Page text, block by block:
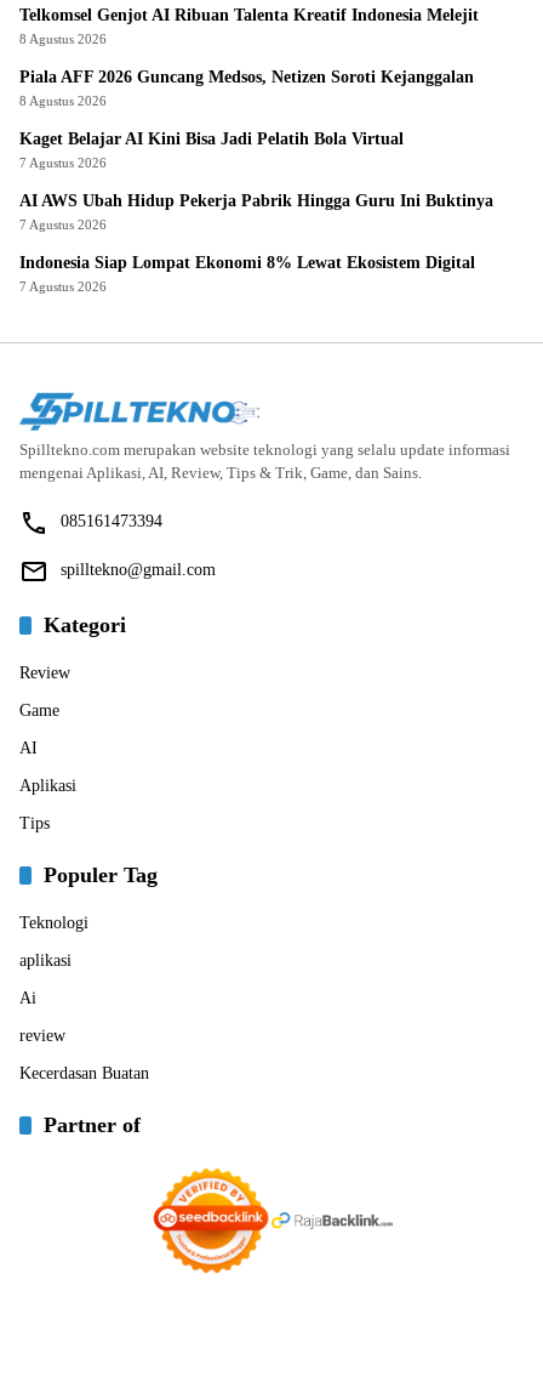
Telkomsel Genjot AI Ribuan Talenta Kreatif Indonesia Melejit
8 Agustus 2026
Piala AFF 2026 Guncang Medsos, Netizen Soroti Kejanggalan
8 Agustus 2026
Kaget Belajar AI Kini Bisa Jadi Pelatih Bola Virtual
7 Agustus 2026
AI AWS Ubah Hidup Pekerja Pabrik Hingga Guru Ini Buktinya
7 Agustus 2026
Indonesia Siap Lompat Ekonomi 8% Lewat Ekosistem Digital
7 Agustus 2026
Spilltekno.com merupakan website teknologi yang selalu update informasi
mengenai Aplikasi, AI, Review, Tips & Trik, Game, dan Sains.
085161473394
spilltekno@gmail.com
Kategori
Review
Game
AI
Aplikasi
Tips
Populer Tag
Teknologi
aplikasi
Ai
review
Kecerdasan Buatan
Partner of